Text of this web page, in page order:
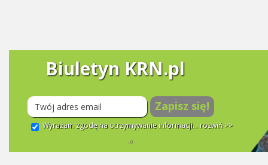
Biuletyn KRN.pl
Zapisz się!
Wyrażam zgodę na otrzymywanie informacji... rozwiń >>